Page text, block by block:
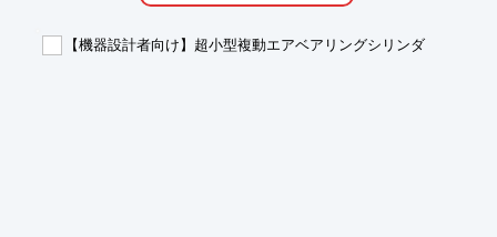
・旋盤
【機器設計者向け】超小型複動エアベアリングシリンダ